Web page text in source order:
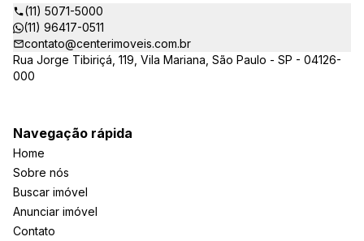
Administração de Imóveis Residenciais e Comerciais de São
Paulo (SECOVI).
(11) 5071-5000
(11) 96417-0511
contato@centerimoveis.com.br
Rua Jorge Tibiriçá, 119, Vila Mariana, São Paulo - SP - 04126-
000
Navegação rápida
Home
Sobre nós
Buscar imóvel
Anunciar imóvel
Contato